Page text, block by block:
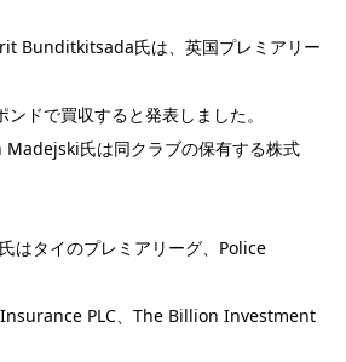
Bunditkitsada氏は、英国プレミアリー
ドで買収すると発表しました。
Madejski氏は同クラブの保有する株式
タイのプレミアリーグ、Police
PLC、The Billion Investment